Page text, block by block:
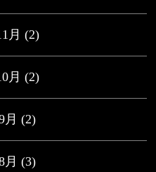
月 (2)
月 (2)
月 (2)
月 (3)